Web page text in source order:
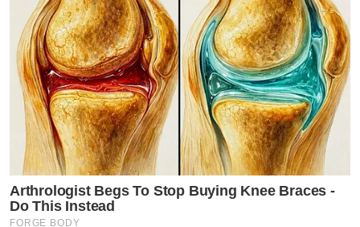
Arthrologist Begs To Stop Buying Knee Braces -
Do This Instead
FORGE BODY